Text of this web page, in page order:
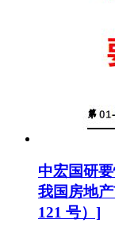
中宏国研
我国房地
121 号）]